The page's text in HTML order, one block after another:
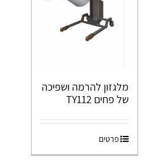
מלגזון להרמה ושפיכה
של פחים TY112
פרטים